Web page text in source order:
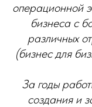
операционной
бизнеса с
различных
(бизнес для
За годы
создания и